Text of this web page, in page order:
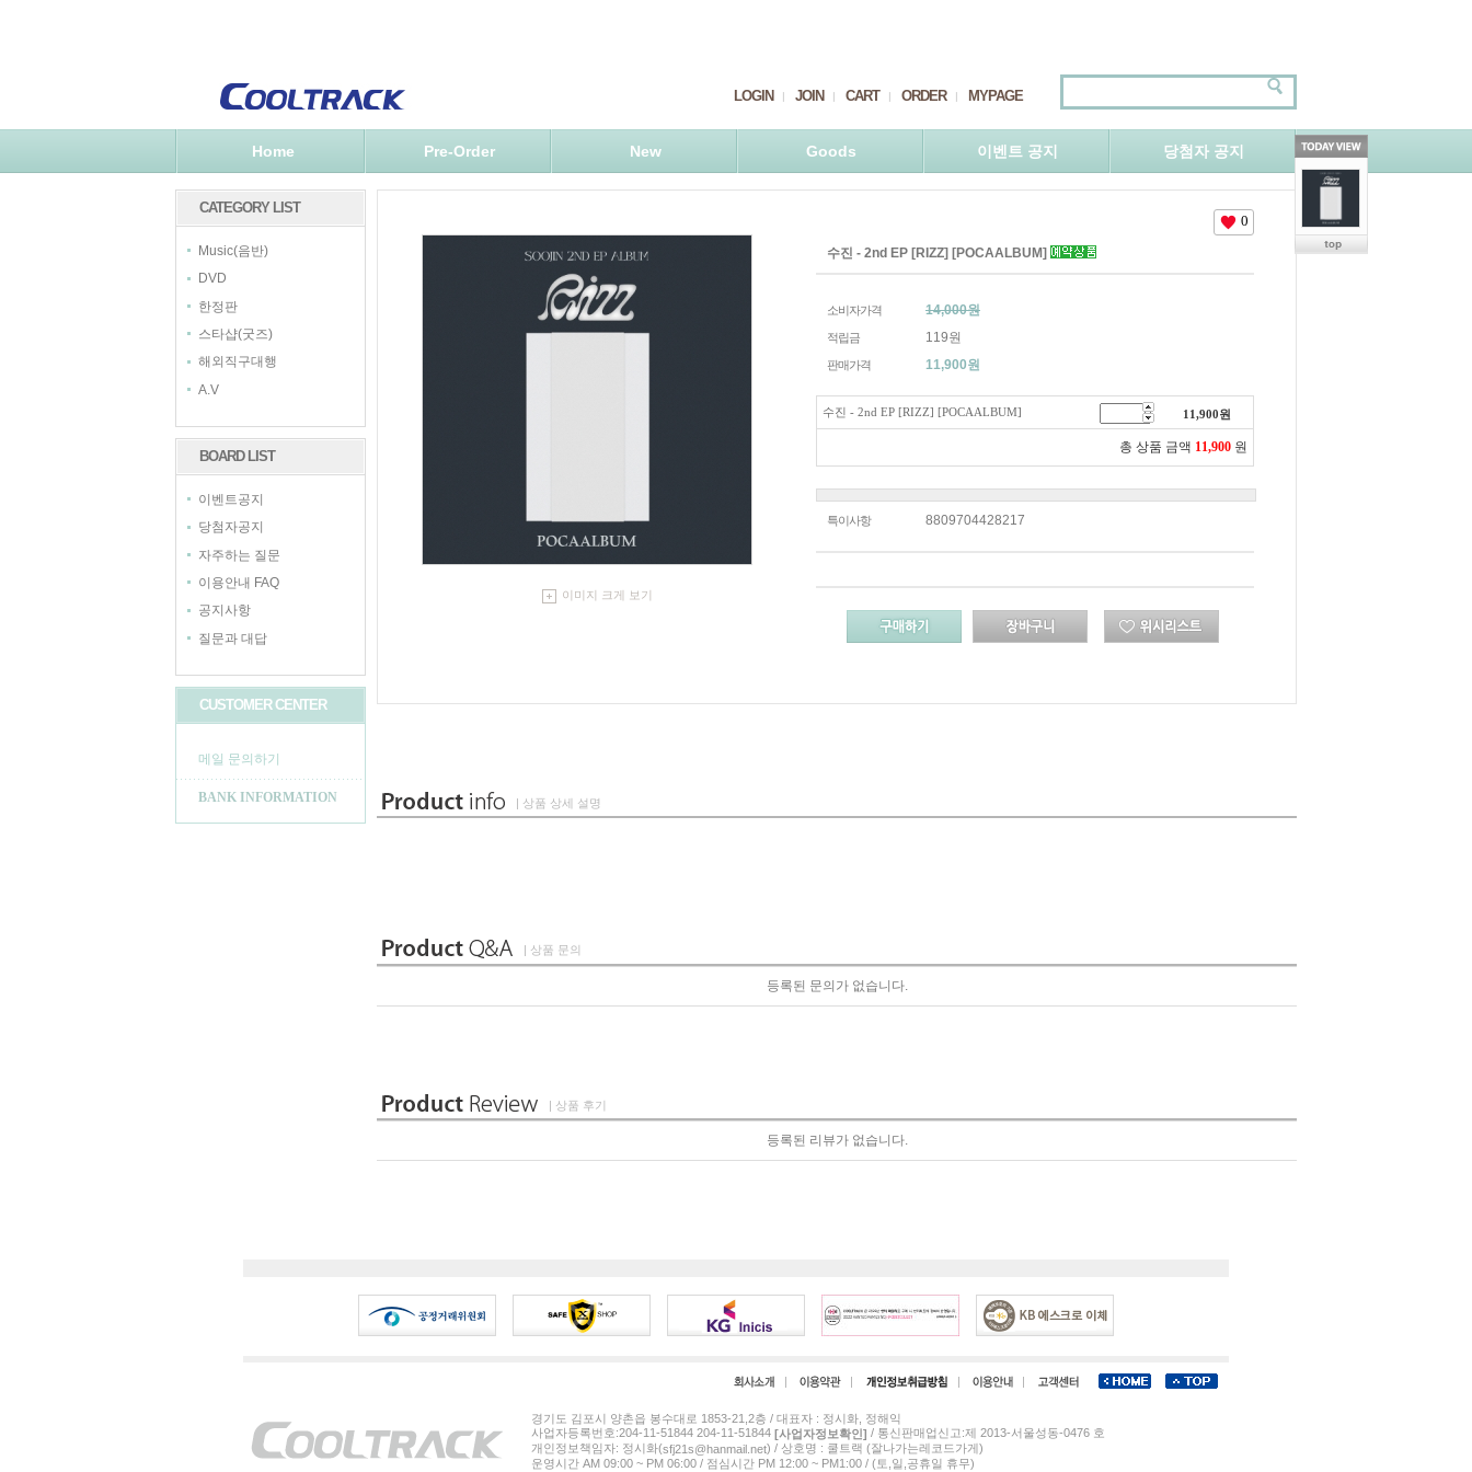
LOGIN JOIN CART ORDER MYPAGE
Home Pre-Order New Goods 이벤트 공지 당첨자 공지
CATEGORY LIST
Music(음반)
DVD
한정판
스타샵(굿즈)
해외직구대행
A.V
BOARD LIST
이벤트공지
당첨자공지
자주하는 질문
이용안내 FAQ
공지사항
질문과 대답
CUSTOMER CENTER
메일 문의하기
BANK INFORMATION
이미지 크게 보기
0
수진 - 2nd EP [RIZZ] [POCAALBUM]
소비자가격 14,000원
적립금 119원
판매가격 11,900원
수진 - 2nd EP [RIZZ] [POCAALBUM] 11,900원
총 상품 금액 11,900 원
특이사항 8809704428217
| 상품 상세 설명
| 상품 문의
등록된 문의가 없습니다.
| 상품 후기
등록된 리뷰가 없습니다.
경기도 김포시 양촌읍 봉수대로 1853-21,2층 / 대표자 : 정시화, 정해익
사업자등록번호:204-11-51844 204-11-51844 [사업자정보확인] / 통신판매업신고:제 2013-서울성동-0476 호
개인정보책임자: 정시화(sfj21s@hanmail.net) / 상호명 : 쿨트랙 (잘나가는레코드가게)
운영시간 AM 09:00 ~ PM 06:00 / 점심시간 PM 12:00 ~ PM1:00 / (토,일,공휴일 휴무)